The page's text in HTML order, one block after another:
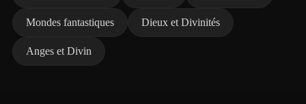
Mondes fantastiques Dieux et Divinités
Anges et Divin